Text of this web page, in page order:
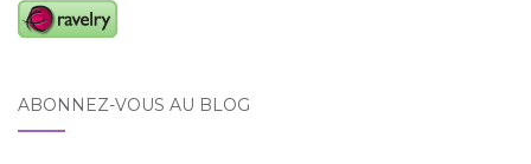
ABONNEZ-VOUS AU BLOG